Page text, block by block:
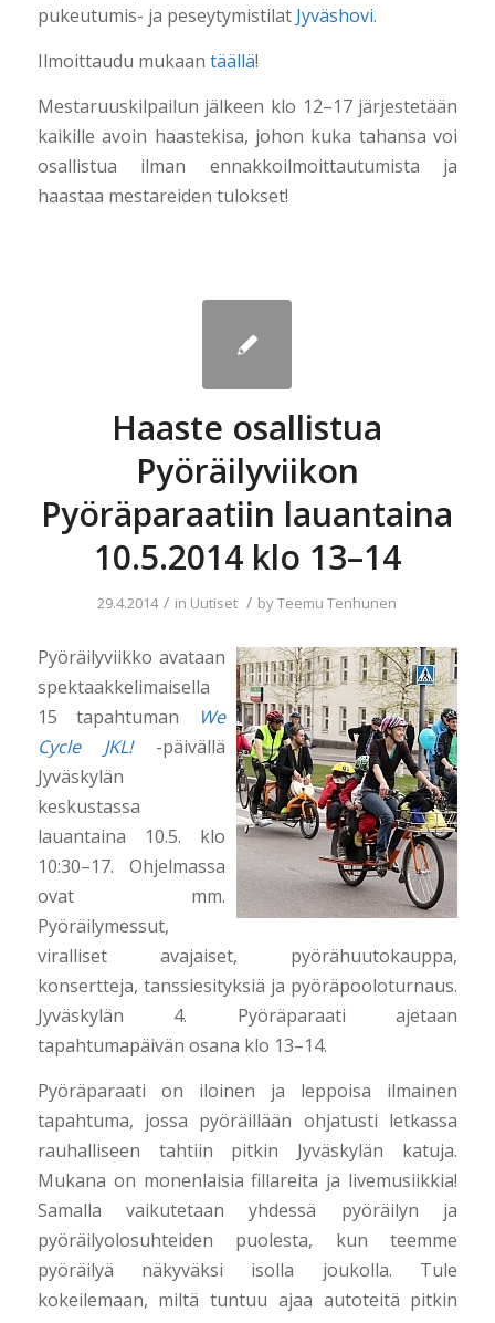
pukeutumis- ja peseytymistilat Jyväshovi.
Ilmoittaudu mukaan täällä!
Mestaruuskilpailun jälkeen klo 12–17 järjestetään
kaikille avoin haastekisa, johon kuka tahansa voi
osallistua ilman ennakkoilmoittautumista ja
haastaa mestareiden tulokset!
Haaste osallistua
Pyöräilyviikon
Pyöräparaatiin lauantaina
10.5.2014 klo 13–14
29.4.2014 / in Uutiset / byTeemu Tenhunen
Pyöräilyviikko avataan
spektaakkelimaisella
15 tapahtuman
We
Cycle JKL!-päivällä
Jyväskylän
keskustassa
lauantaina 10.5. klo
10:30–17. Ohjelmassa
ovat mm.
Pyöräilymessut,
viralliset avajaiset, pyörähuutokauppa,
konsertteja, tanssiesityksiä ja pyöräpooloturnaus.
Jyväskylän 4. Pyöräparaati ajetaan
tapahtumapäivän osana klo 13–14.
Pyöräparaati on iloinen ja leppoisa ilmainen
tapahtuma, jossa pyöräillään ohjatusti letkassa
rauhalliseen tahtiin pitkin Jyväskylän katuja.
Mukana on monenlaisia fillareita ja livemusiikkia!
Samalla vaikutetaan yhdessä pyöräilyn ja
pyöräilyolosuhteiden puolesta, kun teemme
pyöräilyä näkyväksi isolla joukolla. Tule
kokeilemaan, miltä tuntuu ajaa autoteitä pitkin